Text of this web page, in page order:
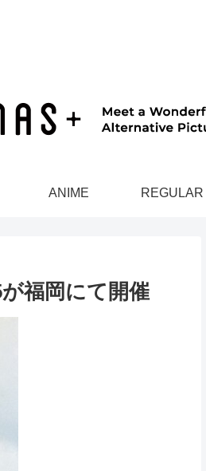
ANIME REGULAR
福岡にて開催